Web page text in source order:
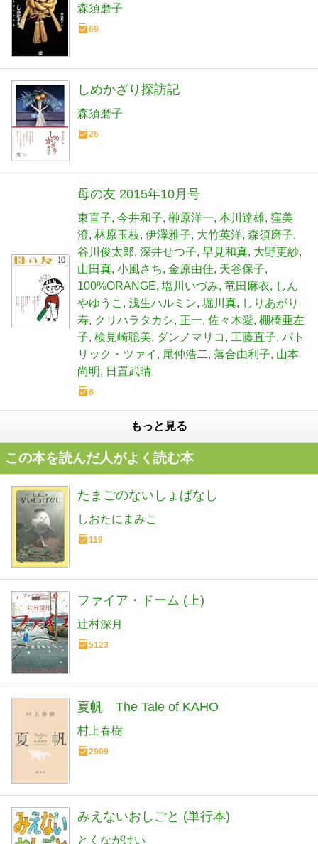
森須磨子
69
しめかざり探訪記
森須磨子
26
母の友 2015年10月号
東直子 今井和子 榊原洋一 本川達雄 窪美
澄 林原玉枝 伊澤雅子 大竹英洋 森須磨子
谷川俊太郎 深井せつ子 早見和真 大野更紗
山田真 小風さち 金原由佳 天谷保子
100%ORANGE 塩川いづみ 竜田麻衣
しん
やゆうこ
浅生ハルミン 堀川真
しりあがり
寿 クリハラタカシ 正一 佐々木愛 棚橋亜左
子 検見崎聡美 ダンノマリコ 工藤直子 パト
リック・ツァイ
尾仲浩二 落合由利子 山本
尚明
日置武晴
8
もっと見る
この本を読んだ人がよく読む本
たまごのないしょばなし
しおたにまみこ
119
ファイア・ドーム (上)
辻村深月
5123
夏帆 The Tale of KAHO
村上春樹
2909
みえないおしごと (単行本)
とくながけい